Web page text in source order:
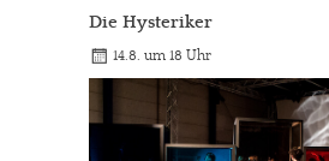
Die Hysteriker
14.8. um 18 Uhr